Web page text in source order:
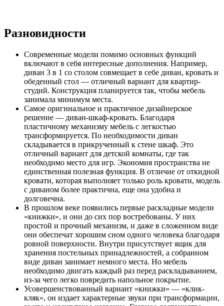
Разновидности
Современные модели помимо основных функций
включают в себя интересные дополнения. Например,
диван 3 в 1 со столом совмещает в себе диван, кровать и
обеденный стол — отличный вариант для квартир-
студий. Конструкция планируется так, чтобы мебель
занимала минимум места.
Самое оригинальное и практичное дизайнерское
решение — диван-шкаф-кровать. Благодаря
пластичному механизму мебель с легкостью
трансформируется. По необходимости диван
складывается в прикрученный к стене шкаф. Это
отличный вариант для детской комнаты, где так
необходимо место для игр. Экономия пространства не
единственная полезная функция. В отличие от откидной
кровати, которая выполняет только роль кровати, модель
с диваном более практична, еще она удобна и
долговечна.
В прошлом веке появились первые раскладные модели
«книжки», и они до сих пор востребованы. У них
простой и прочный механизм, и даже в сложенном виде
они обеспечат хорошим сном одного человека благодаря
ровной поверхности. Внутри присутствует ящик для
хранения постельных принадлежностей, а собранном
виде диван занимает немного места. Но мебель
необходимо двигать каждый раз перед раскладыванием,
из-за чего легко повредить напольное покрытие.
Усовершенствованный вариант «книжки» — «клик-
кляк», он издает характерные звуки при трансформации,